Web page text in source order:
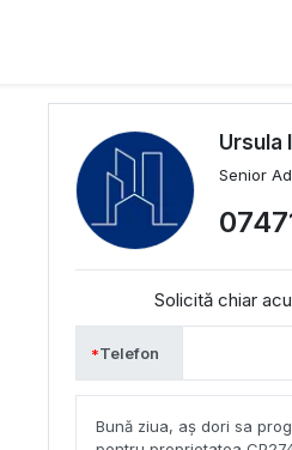
Ursula
Senior
Solicită chiar
Telefon